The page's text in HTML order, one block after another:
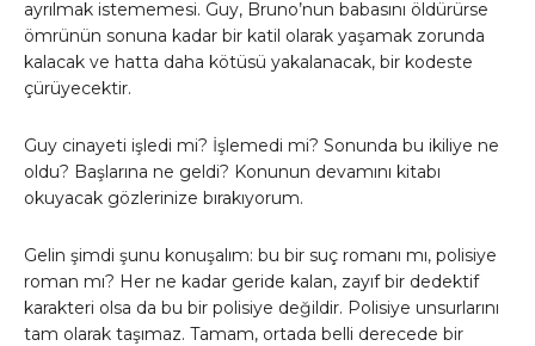
ayrılmak istememesi. Guy, Bruno’nun babasını öldürürse
ömrünün sonuna kadar bir katil olarak yaşamak zorunda
kalacak ve hatta daha kötüsü yakalanacak, bir kodeste
çürüyecektir.
Guy cinayeti işledi mi? İşlemedi mi? Sonunda bu ikiliye ne
oldu? Başlarına ne geldi? Konunun devamını kitabı
okuyacak gözlerinize bırakıyorum.
Gelin şimdi şunu konuşalım: bu bir suç romanı mı, polisiye
roman mı? Her ne kadar geride kalan, zayıf bir dedektif
karakteri olsa da bu bir polisiye değildir. Polisiye unsurlarını
tam olarak taşımaz. Tamam, ortada belli derecede bir